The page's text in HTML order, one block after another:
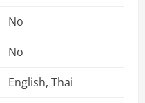
No
No
English, Thai